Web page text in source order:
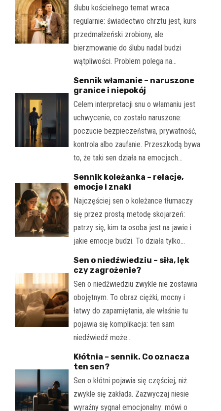
ślubu kościelnego temat wraca
regularnie: świadectwo chrztu jest, kurs
przedmałżeński zrobiony, ale
bierzmowanie do ślubu nadal budzi
wątpliwości. Problem polega na…
Sennik włamanie – naruszone
granice i niepokój
Celem interpretacji snu o włamaniu jest
uchwycenie, co zostało naruszone:
poczucie bezpieczeństwa, prywatność,
kontrola albo zaufanie. Przeszkodą bywa
to, że taki sen działa na emocjach…
Sennik koleżanka – relacje,
emocje i znaki
Najczęściej sen o koleżance tłumaczy
się przez prostą metodę skojarzeń:
patrzy się, kim ta osoba jest na jawie i
jakie emocje budzi. To działa tylko…
Sen o niedźwiedziu – siła, lęk
czy zagrożenie?
Sen o niedźwiedziu zwykle nie zostawia
obojętnym. To obraz ciężki, mocny i
łatwy do zapamiętania, ale właśnie tu
pojawia się komplikacja: ten sam
niedźwiedź może…
Kłótnia – sennik. Co oznacza
ten sen?
Sen o kłótni pojawia się częściej, niż
zwykle się zakłada. Zazwyczaj niesie
wyraźny sygnał emocjonalny: mówi o